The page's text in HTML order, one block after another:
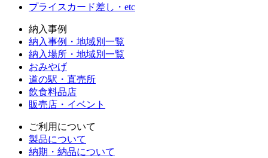
プライスカード差し・etc
納入事例
納入事例・地域別一覧
納入場所・地域別一覧
おみやげ
道の駅・直売所
飲食料品店
販売店・イベント
ご利用について
製品について
納期・納品について